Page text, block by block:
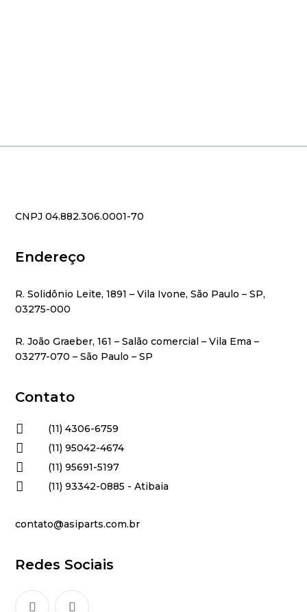
CNPJ 04.882.306.0001-70
Endereço
R. Solidônio Leite, 1891 – Vila Ivone, São Paulo – SP,
03275-000
R. João Graeber, 161 – Salão comercial – Vila Ema –
03277-070 – São Paulo – SP
Contato
 (11) 4306-6759
 (11) 95042-4674
 (11) 95691-5197
 (11) 93342-0885 - Atibaia
contato@asiparts.com.br
Redes Sociais